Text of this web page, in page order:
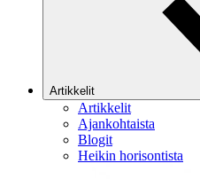
Artikkelit
Artikkelit
Ajankohtaista
Blogit
Heikin horisontista